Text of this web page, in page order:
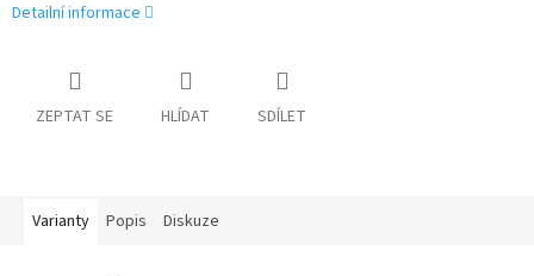
Detailní informace
ZEPTAT SE HLÍDAT SDÍLET
Varianty Popis Diskuze